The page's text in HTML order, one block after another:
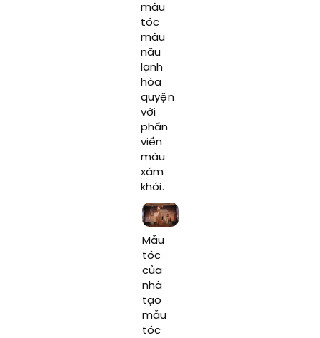
màu
tóc
màu
nâu
lạnh
hòa
quyện
với
phần
viền
màu
xám
khói.
Mẫu
tóc
của
nhà
tạo
mẫu
tóc